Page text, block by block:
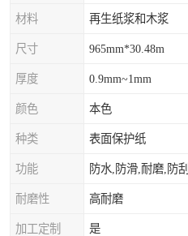
材料 再生纸浆和木浆
尺寸 965mm*30.48m
厚度 0.9mm~1mm
颜色 本色
种类 表面保护纸
功能 防水,防滑,耐磨,防刮
耐磨性 高耐磨
加工定制 是